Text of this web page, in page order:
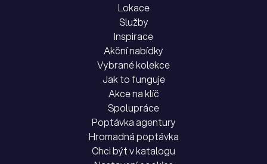
Lokace
Služby
Inspirace
Akční nabídky
Vybrané kolekce
Jak to funguje
Akce na klíč
Spolupráce
Poptávka agentury
Hromadná poptávka
Chci být v katalogu